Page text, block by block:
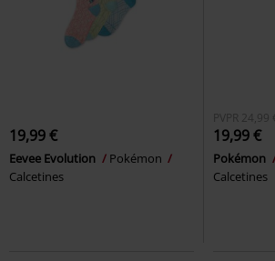
19,99 €
Eevee Evolution
Pokémon
Calcetines
PVPR 24,99 €
19,99 €
Pokémon
Calcetines